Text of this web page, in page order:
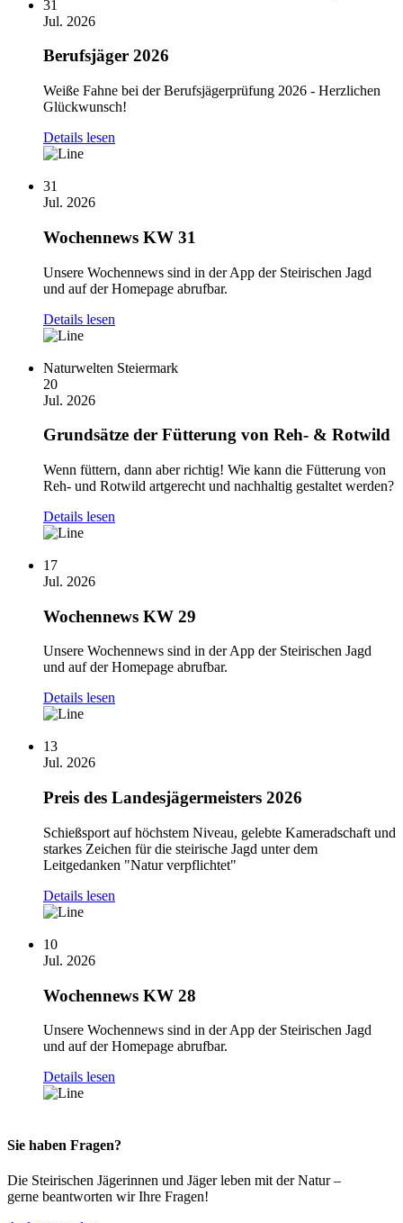
31
Jul. 2026
Berufsjäger 2026
Weiße Fahne bei der Berufsjägerprüfung 2026 - Herzlichen
Glückwunsch!
Details lesen
31
Jul. 2026
Wochennews KW 31
Unsere Wochennews sind in der App der Steirischen Jagd
und auf der Homepage abrufbar.
Details lesen
Naturwelten Steiermark
20
Jul. 2026
Grundsätze der Fütterung von Reh- & Rotwild
Wenn füttern, dann aber richtig! Wie kann die Fütterung von
Reh- und Rotwild artgerecht und nachhaltig gestaltet werden?
Details lesen
17
Jul. 2026
Wochennews KW 29
Unsere Wochennews sind in der App der Steirischen Jagd
und auf der Homepage abrufbar.
Details lesen
13
Jul. 2026
Preis des Landesjägermeisters 2026
Schießsport auf höchstem Niveau, gelebte Kameradschaft und
starkes Zeichen für die steirische Jagd unter dem
Leitgedanken "Natur verpflichtet"
Details lesen
10
Jul. 2026
Wochennews KW 28
Unsere Wochennews sind in der App der Steirischen Jagd
und auf der Homepage abrufbar.
Details lesen
Sie haben Fragen?
Die Steirischen Jägerinnen und Jäger leben mit der Natur –
gerne beantworten wir Ihre Fragen!